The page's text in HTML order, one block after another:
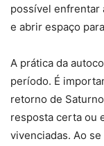
possível enfrentar
e abrir espaço
A prática da
período. É
retorno de
resposta certa ou
vivenciadas. Ao